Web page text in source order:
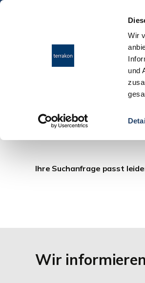
Wir
und
Immo
Ihre Suchanfrage passt
Wir